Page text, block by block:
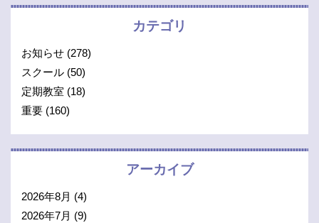
カテゴリ
お知らせ (278)
スクール (50)
定期教室 (18)
重要 (160)
アーカイブ
2026年8月 (4)
2026年7月 (9)